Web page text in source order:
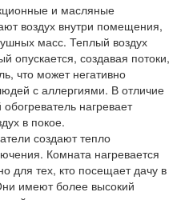
и масляные
воздух внутри помещения,
масс. Теплый воздух
опускается, создавая потоки,
что может негативно
с аллергиями. В отличие
нагревает
в покое.
создают тепло
Комната нагревается
для тех, кто посещает дачу в
имеют более высокий